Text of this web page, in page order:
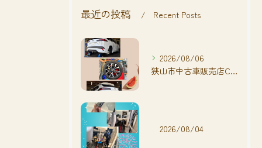
最近の投稿 Recent Posts
2026/08/06
狭山市中古車販売店CarShop FACT.🚗
2026/08/04